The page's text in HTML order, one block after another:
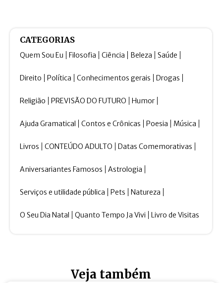
CATEGORIAS
Quem Sou Eu Filosofia Ciência Beleza Saúde
Direito Política Conhecimentos gerais Drogas
Religião PREVISÃO DO FUTURO Humor
Ajuda Gramatical Contos e Crônicas Poesia Música
Livros CONTEÚDO ADULTO Datas Comemorativas
Aniversariantes Famosos Astrologia
Serviços e utilidade pública Pets Natureza
O Seu Dia Natal Quanto Tempo Ja Vivi Livro de Visitas
Veja também